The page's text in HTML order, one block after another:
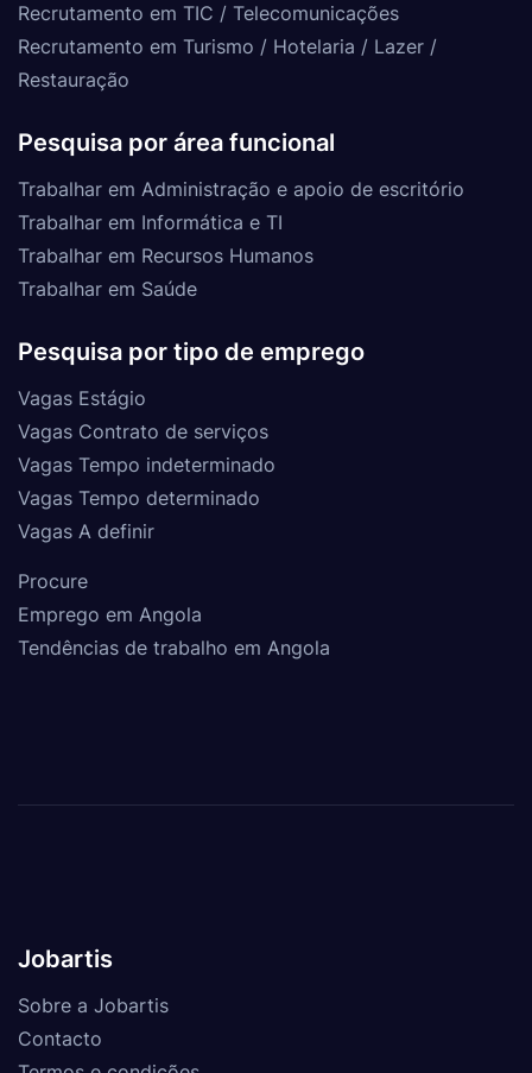
Recrutamento em TIC / Telecomunicações
Recrutamento em Turismo / Hotelaria / Lazer /
Restauração
Pesquisa por área funcional
Trabalhar em Administração e apoio de escritório
Trabalhar em Informática e TI
Trabalhar em Recursos Humanos
Trabalhar em Saúde
Pesquisa por tipo de emprego
Vagas Estágio
Vagas Contrato de serviços
Vagas Tempo indeterminado
Vagas Tempo determinado
Vagas A definir
Procure
Emprego em Angola
Tendências de trabalho em Angola
Jobartis
Sobre a Jobartis
Contacto